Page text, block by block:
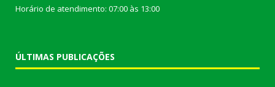
Horário de atendimento: 07:00 às 13:00
ÚLTIMAS PUBLICAÇÕES